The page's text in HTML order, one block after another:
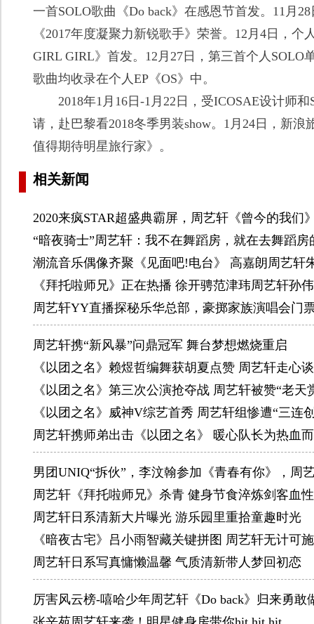
一首SOLO歌曲《Do back》在感恩节首发。11月
《2017年度凝聚力新锐歌手》荣誉。12月4日，个
GIRL GIRL》首发。12月27日，第三首个人SOLO
歌曲均收录在个人EP《OS》中。
2018年1月16日-1月22日，受ICOSAE设计师和
请，赴巴黎看2018冬季男装show。1月24日，新浪
值得期待明星旅行家》。
相关新闻
2020来疯STAR超盛典霸屏，周艺轩《曾今的我们
“暗夜骑士”周艺轩：我不在舞蹈房，就在去舞蹈房
潮流音乐偶像齐聚《见面吧!电台》 高嘉朗周艺轩
《拜托啦师兄》正在热播 徐开骋范津玮周艺轩孙
周艺轩YY直播探秘乐华总部，豪掷家族演唱会门
周艺轩携“新风暴”问鼎冠军 舞台梦想燃烧重启
《以团之名》赖煜哲编舞获胡夏点赞 周艺轩走心
《以团之名》第三次公演抢夺战 周艺轩被赞“老天
《以团之名》威神V综艺首秀 周艺轩组惨遭“三连
周艺轩携师弟出击《以团之名》 暖心队长为热血
男团UNIQ“拆伙”，李汶翰参加《青春有你》，周
周艺轩《拜托啦师兄》杀青 健身节食淬炼剑客血性
周艺轩日系清新大片曝光 游乐园里重拾童趣时光
《暗夜古宅》吕小雨智藏关键拼图 周艺轩无计可
周艺轩日系写真慵懒温馨 气质清新带人梦回初恋
厉害风云榜-嘻哈少年周艺轩《Do back》归来勇